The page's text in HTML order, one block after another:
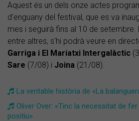
Aquest és un dels onze actes
d'enguany del festival, que es va
mes i seguirà fins al 10 de setembre.
entre altres, s'hi podrà veure en
Garriga i El Mariatxi Intergalàctic
Sare (7/08) i Joina (21/08).
La veritable història de «La
Oliver Over: «Tinc la necessitat de
positiu»